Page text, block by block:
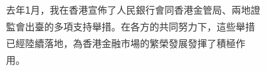
去年1月，我在香港宣佈了人民銀行會同香港金管局、兩地證
監會出臺的多項支持舉措。在各方的共同努力下，這些舉措
已經陸續落地，為香港金融市場的繁榮發展發揮了積極作
用。